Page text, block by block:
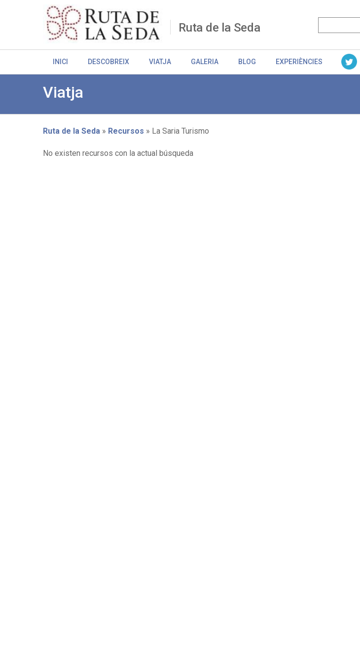
Ruta de la Seda
INICI DESCOBREIX VIATJA GALERIA BLOG EXPERIÈNCIES
Viatja
Breadcrumb
Ruta de la Seda Recursos La Saria Turismo
No existen recursos con la actual búsqueda